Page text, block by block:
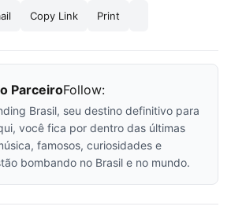
Copy Link Print
ParceiroFollow:
Brasil, seu destino definitivo para
você fica por dentro das últimas
famosos, curiosidades e
bombando no Brasil e no mundo.